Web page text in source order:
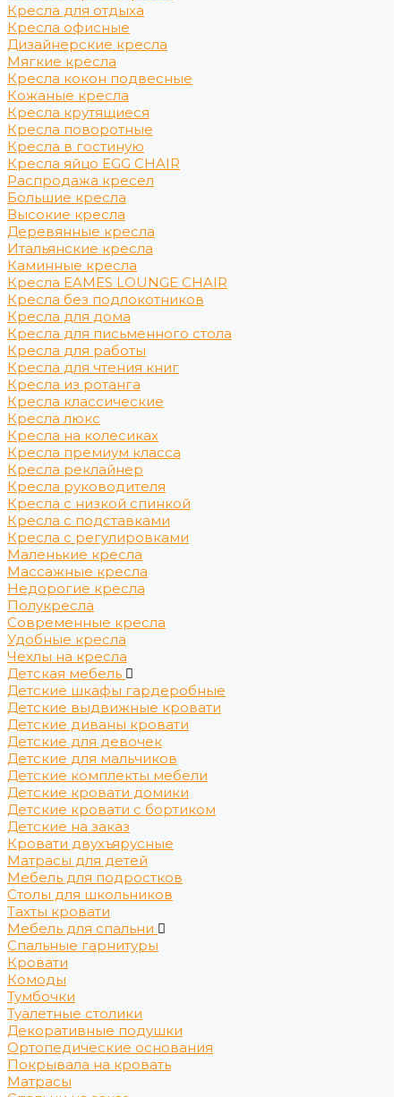
Кресла для отдыха
Кресла офисные
Дизайнерские кресла
Мягкие кресла
Кресла кокон подвесные
Кожаные кресла
Кресла крутящиеся
Кресла поворотные
Кресла в гостиную
Кресла яйцо EGG CHAIR
Распродажа кресел
Большие кресла
Высокие кресла
Деревянные кресла
Итальянские кресла
Каминные кресла
Кресла EAMES LOUNGE CHAIR
Кресла без подлокотников
Кресла для дома
Кресла для письменного стола
Кресла для работы
Кресла для чтения книг
Кресла из ротанга
Кресла классические
Кресла люкс
Кресла на колесиках
Кресла премиум класса
Кресла реклайнер
Кресла руководителя
Кресла с низкой спинкой
Кресла с подставками
Кресла с регулировками
Маленькие кресла
Массажные кресла
Недорогие кресла
Полукресла
Современные кресла
Удобные кресла
Чехлы на кресла
Детская мебель
Детские шкафы гардеробные
Детские выдвижные кровати
Детские диваны кровати
Детские для девочек
Детские для мальчиков
Детские комплекты мебели
Детские кровати домики
Детские кровати с бортиком
Детские на заказ
Кровати двухъярусные
Матрасы для детей
Мебель для подростков
Столы для школьников
Тахты кровати
Мебель для спальни
Спальные гарнитуры
Кровати
Комоды
Тумбочки
Туалетные столики
Декоративные подушки
Ортопедические основания
Покрывала на кровать
Матрасы